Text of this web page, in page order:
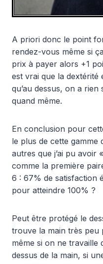
A priori donc le point
rendez-vous même si
prix à payer alors +1
est vrai que la dextérité
qu’au dessus, on a
quand même.
En conclusion pour
le plus de cette gamme
autres que j’ai pu avoir
comme la première
6 : 67% de satisfaction
pour atteindre 100% ?
Peut être protégé le
trouve la main très peu
même si on ne travaille
dessus de la main, si